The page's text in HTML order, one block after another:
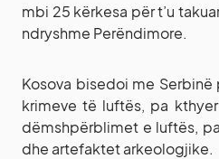
mbi 25 kërkesa për t’u
ndryshme Perëndimore.
Kosova bisedoi me
krimeve të luftës, pa
dëmshpërblimet e luftës,
dhe artefaktet arkeologjike.